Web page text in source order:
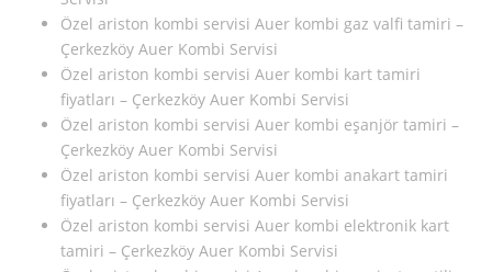
Özel ariston kombi servisi Auer kombi gaz valfi tamiri –
Çerkezköy Auer Kombi Servisi
Özel ariston kombi servisi Auer kombi kart tamiri
fiyatları – Çerkezköy Auer Kombi Servisi
Özel ariston kombi servisi Auer kombi eşanjör tamiri –
Çerkezköy Auer Kombi Servisi
Özel ariston kombi servisi Auer kombi anakart tamiri
fiyatları – Çerkezköy Auer Kombi Servisi
Özel ariston kombi servisi Auer kombi elektronik kart
tamiri – Çerkezköy Auer Kombi Servisi